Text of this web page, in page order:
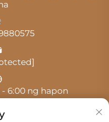
- 6:00 ng hapon